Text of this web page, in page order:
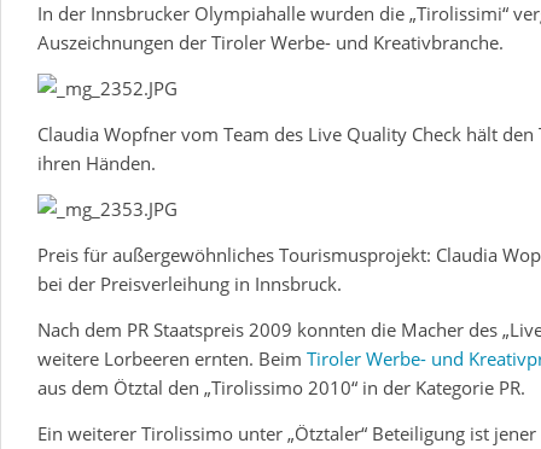
In der Innsbrucker Olympiahalle wurden die „Tirolissimi“
Auszeichnungen der Tiroler Werbe- und Kreativbranche.
Claudia Wopfner vom Team des Live Quality Check hält
ihren Händen.
Preis für außergewöhnliches Tourismusprojekt: Claudia
bei der Preisverleihung in Innsbruck.
Nach dem PR Staatspreis 2009 konnten die Macher des
weitere Lorbeeren ernten. Beim Tiroler Werbe- und
aus dem Ötztal den „Tirolissimo 2010“ in der Kategorie PR.
Ein weiterer Tirolissimo unter „Ötztaler“ Beteiligung ist